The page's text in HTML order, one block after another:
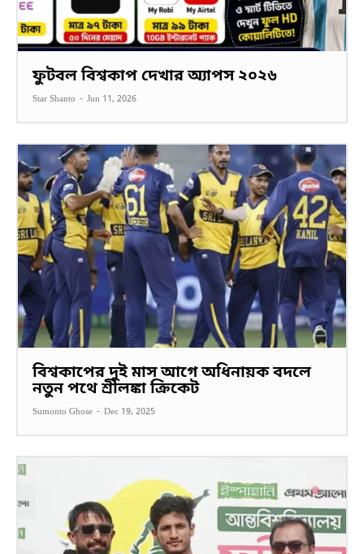
ফুটবল বিশ্বকাপ দেখার অ্যাপস ২০২৬
Star Shanto - Jun 11, 2026
বিশ্বকাপের দুই মাস আগে অধিনায়ক বদলে
নতুন পথে শ্রীলঙ্কা ক্রিকেট
Sumonto Ghose - Dec 19, 2025